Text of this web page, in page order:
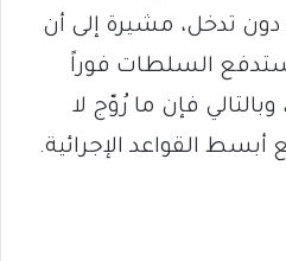
تدخل، مشيرة إلى أن
السلطات فوراً
فإن ما رُوّج لا
أبسط القواعد الإجرائية.